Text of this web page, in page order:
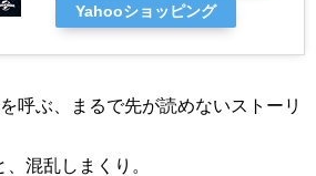
Yahooショッピング
呼ぶ、まるで先が読めないストーリ
、混乱しまくり。